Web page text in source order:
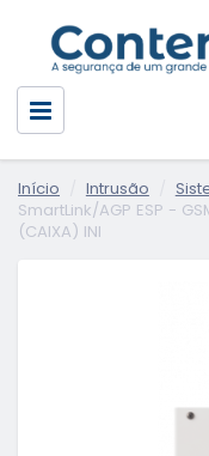
Início Intrusão
SmartLink/AGP ESP -
(CAIXA) INI